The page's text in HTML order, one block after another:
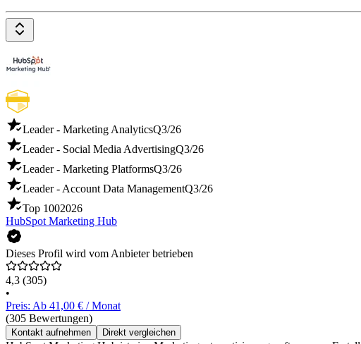
Leader - Marketing AnalyticsQ3/26
Leader - Social Media AdvertisingQ3/26
Leader - Marketing PlatformsQ3/26
Leader - Account Data ManagementQ3/26
Top 1002026
HubSpot Marketing Hub
Dieses Profil wird vom Anbieter betrieben
4,3 (305)
•
Preis: Ab 41,00 € / Monat
(305 Bewertungen)
Kontakt aufnehmen Direkt vergleichen